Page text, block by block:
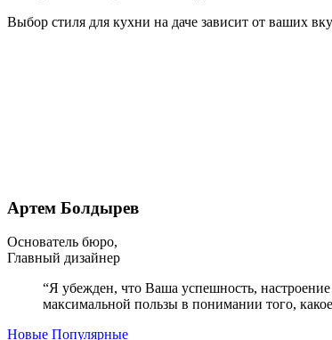
Выбор стиля для кухни на даче зависит от ваших
Артем Болдырев
Основатель бюро,
Главный дизайнер
“Я убежден, что Ваша успешность,
максимальной пользы в понимании того,
Новые Популярные